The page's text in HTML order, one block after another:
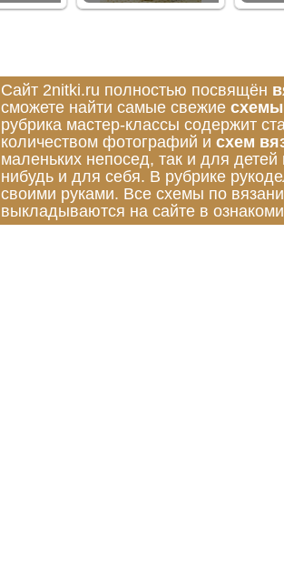
Сайт 2nitki.ru полностью посвящён
сможете найти самые свежие схемы
рубрика мастер-классы содержит
количеством фотографий и схем
маленьких непосед, так и для
нибудь и для себя. В рубрике
своими руками. Все схемы по
выкладываются на сайте в